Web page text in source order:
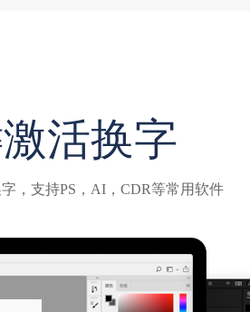
活换字
，支持PS，AI，CDR等常用软件